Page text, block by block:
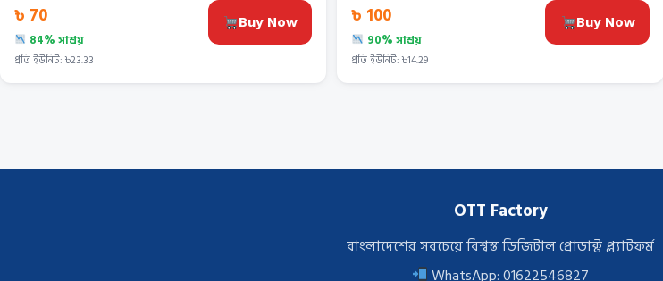
৳ 70
84% সাশ্রয়
প্রতি ইউনিট: ৳23.33
Buy Now ৳ 100
90% সাশ্রয়
প্রতি ইউনিট: ৳14.29
Buy Now
OTT Factory
বাংলাদেশের সবচেয়ে বিশ্বস্ত ডিজিটাল প্রোডাক্ট প্ল্যাটফর্ম
WhatsApp:01622546827